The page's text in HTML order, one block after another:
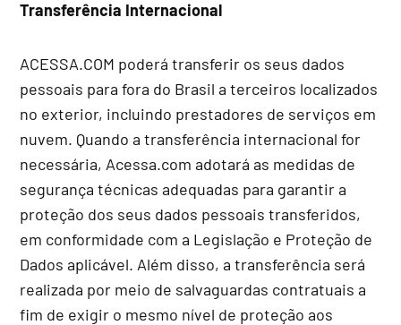
Transferência Internacional
ACESSA.COM poderá transferir os seus dados
pessoais para fora do Brasil a terceiros localizados
no exterior, incluindo prestadores de serviços em
nuvem. Quando a transferência internacional for
necessária, Acessa.com adotará as medidas de
segurança técnicas adequadas para garantir a
proteção dos seus dados pessoais transferidos,
em conformidade com a Legislação e Proteção de
Dados aplicável. Além disso, a transferência será
realizada por meio de salvaguardas contratuais a
fim de exigir o mesmo nível de proteção aos